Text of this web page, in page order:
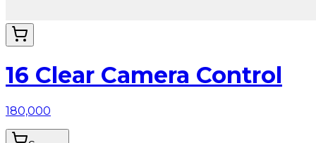
16 Clear Camera Control
180,000